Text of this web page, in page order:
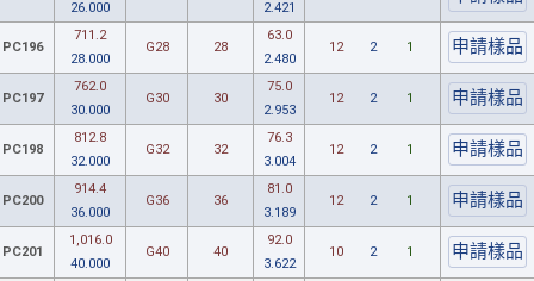
26.000
2.421
PC196
711.2
28.000
G28 28
63.0
2.480
12 2 1
PC197
762.0
30.000
G30 30
75.0
2.953
12 2 1
PC198
812.8
32.000
G32 32
76.3
3.004
12 2 1
PC200
914.4
36.000
G36 36
81.0
3.189
12 2 1
PC201
1,016.0
40.000
G40 40
92.0
3.622
10 2 1